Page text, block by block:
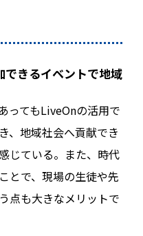
できるイベントで地域
ってもLiveOnの活用で
、地域社会へ貢献でき
じている。また、時代
とで、現場の生徒や先
点も大きなメリットで